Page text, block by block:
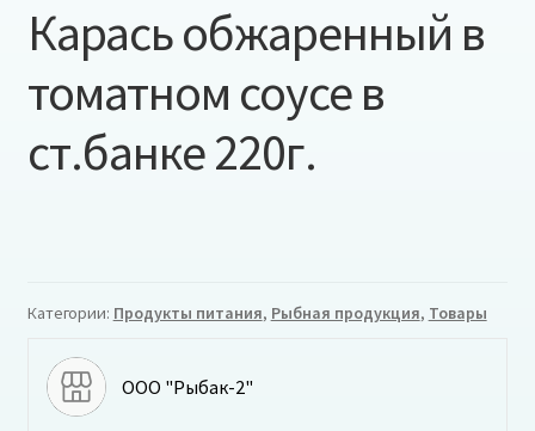
Карась обжаренный в
томатном соусе в
ст.банке 220г.
Категории: Продукты питания, Рыбная продукция, Товары
ООО "Рыбак-2"